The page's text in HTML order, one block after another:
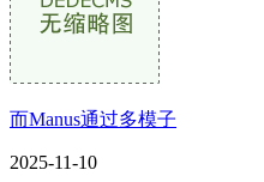
而Manus通过多模子
2025-11-10